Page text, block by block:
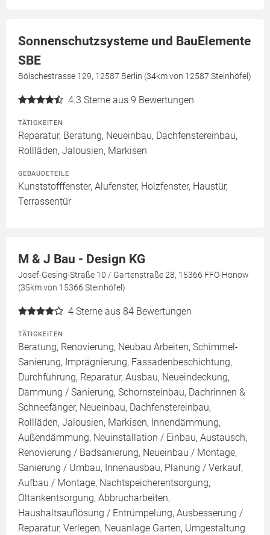
Sonnenschutzsysteme und BauElemente
SBE
Bölschestrasse 129, 12587 Berlin (34km von 12587 Steinhöfel)
4.3 Sterne aus 9 Bewertungen
TÄTIGKEITEN
Reparatur, Beratung, Neueinbau, Dachfenstereinbau,
Rollläden, Jalousien, Markisen
GEBÄUDETEILE
Kunststofffenster, Alufenster, Holzfenster, Haustür,
Terrassentür
M & J Bau - Design KG
Josef-Gesing-Straße 10 / Gartenstraße 28, 15366 FFO-Hönow
(35km von 15366 Steinhöfel)
4 Sterne aus 84 Bewertungen
TÄTIGKEITEN
Beratung, Renovierung, Neubau Arbeiten, Schimmel-
Sanierung, Imprägnierung, Fassadenbeschichtung,
Durchführung, Reparatur, Ausbau, Neueindeckung,
Dämmung / Sanierung, Schornsteinbau, Dachrinnen &
Schneefänger, Neueinbau, Dachfenstereinbau,
Rollläden, Jalousien, Markisen, Innendämmung,
Außendämmung, Neuinstallation / Einbau, Austausch,
Renovierung / Badsanierung, Neueinbau / Montage,
Sanierung / Umbau, Innenausbau, Planung / Verkauf,
Aufbau / Montage, Nachtspeicherentsorgung,
Öltankentsorgung, Abbrucharbeiten,
Haushaltsauflösung / Entrümpelung, Ausbesserung /
Reparatur, Verlegen, Neuanlage Garten, Umgestaltung